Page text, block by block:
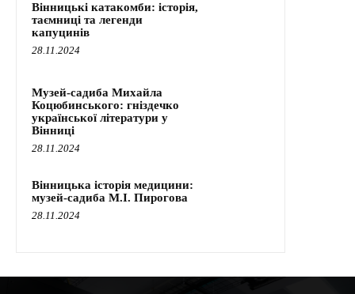
Вінницькі катакомби: історія,
таємниці та легенди
капуцинів
28.11.2024
Музей-садиба Михайла
Коцюбинського: гніздечко
української літератури у
Вінниці
28.11.2024
Вінницька історія медицини:
музей-садиба М.І. Пирогова
28.11.2024